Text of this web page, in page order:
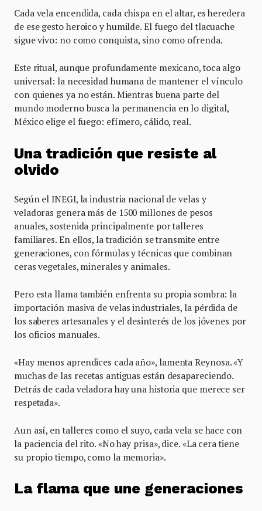
Cada vela encendida, cada chispa en el altar, es heredera
de ese gesto heroico y humilde. El fuego del tlacuache
sigue vivo: no como conquista, sino como ofrenda.
Este ritual, aunque profundamente mexicano, toca algo
universal: la necesidad humana de mantener el vínculo
con quienes ya no están. Mientras buena parte del
mundo moderno busca la permanencia en lo digital,
México elige el fuego: efímero, cálido, real.
Una tradición que resiste al
olvido
Según el INEGI, la industria nacional de velas y
veladoras genera más de 1500 millones de pesos
anuales, sostenida principalmente por talleres
familiares. En ellos, la tradición se transmite entre
generaciones, con fórmulas y técnicas que combinan
ceras vegetales, minerales y animales.
Pero esta llama también enfrenta su propia sombra: la
importación masiva de velas industriales, la pérdida de
los saberes artesanales y el desinterés de los jóvenes por
los oficios manuales.
«Hay menos aprendices cada año», lamenta Reynosa. «Y
muchas de las recetas antiguas están desapareciendo.
Detrás de cada veladora hay una historia que merece ser
respetada».
Aun así, en talleres como el suyo, cada vela se hace con
la paciencia del rito. «No hay prisa», dice. «La cera tiene
su propio tiempo, como la memoria».
La flama que une generaciones